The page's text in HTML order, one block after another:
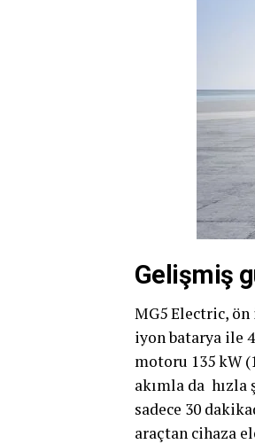
Gelişmiş
MG5 Electric,
iyon batarya ile
motoru 135 kW
akımla da hızla
sadece 30
araçtan cihaza